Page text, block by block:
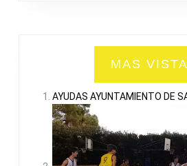
MAS
AYUDAS AYUNTAMIENTO DE